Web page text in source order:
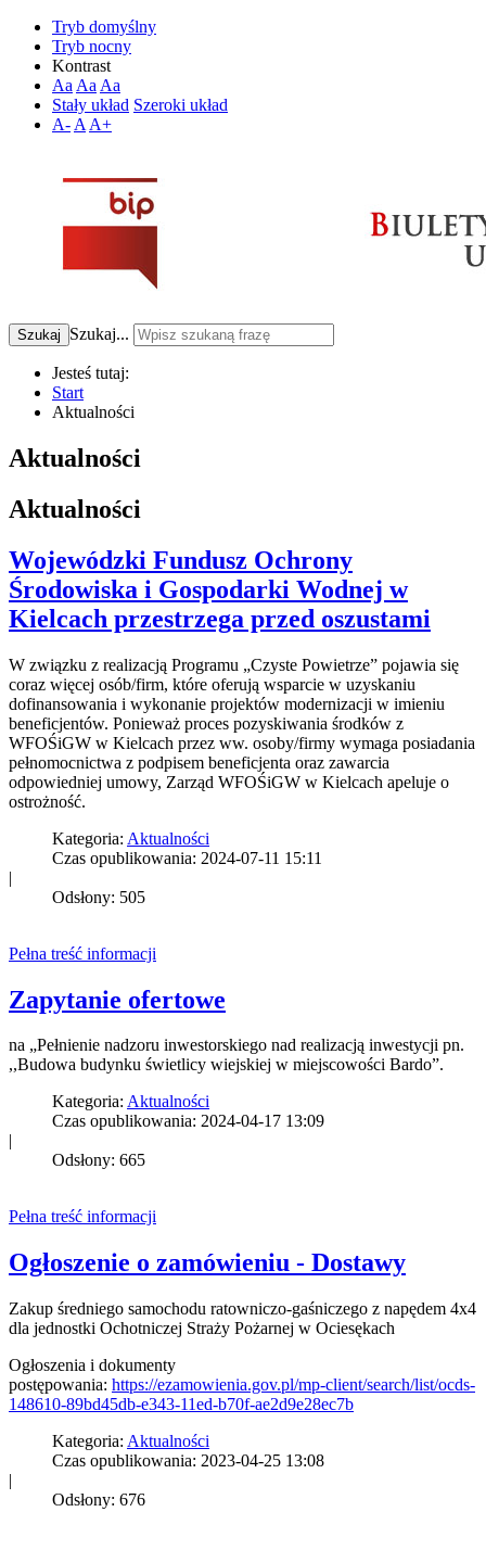
Tryb domyślny
Tryb nocny
Kontrast
Aa Aa Aa
Stały układ Szeroki układ
A- A A+
Szukaj Szukaj...
Jesteś tutaj:
Start
Aktualności
Aktualności
Aktualności
Wojewódzki Fundusz Ochrony
Środowiska i Gospodarki Wodnej w
Kielcach przestrzega przed oszustami
W związku z realizacją Programu „Czyste Powietrze” pojawia się
coraz więcej osób/firm, które oferują wsparcie w uzyskaniu
dofinansowania i wykonanie projektów modernizacji w imieniu
beneficjentów. Ponieważ proces pozyskiwania środków z
WFOŚiGW w Kielcach przez ww. osoby/firmy wymaga posiadania
pełnomocnictwa z podpisem beneficjenta oraz zawarcia
odpowiedniej umowy, Zarząd WFOŚiGW w Kielcach apeluje o
ostrożność.
Kategoria: Aktualności
Czas opublikowania: 2024-07-11 15:11
|
Odsłony: 505
Pełna treść informacji
Zapytanie ofertowe
na „Pełnienie nadzoru inwestorskiego nad realizacją inwestycji pn.
,,Budowa budynku świetlicy wiejskiej w miejscowości Bardo”.
Kategoria: Aktualności
Czas opublikowania: 2024-04-17 13:09
|
Odsłony: 665
Pełna treść informacji
Ogłoszenie o zamówieniu - Dostawy
Zakup średniego samochodu ratowniczo-gaśniczego z napędem 4x4
dla jednostki Ochotniczej Straży Pożarnej w Ociesękach
Ogłoszenia i dokumenty
postępowania: https://ezamowienia.gov.pl/mp-client/search/list/ocds-
148610-89bd45db-e343-11ed-b70f-ae2d9e28ec7b
Kategoria: Aktualności
Czas opublikowania: 2023-04-25 13:08
|
Odsłony: 676